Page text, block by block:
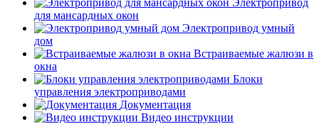
Электропривод
для мансардных окон
Электропривод умный
дом
Встраиваемые жалюзи в
окна
Блоки
управления электроприводами
Документация
Видео инструкции